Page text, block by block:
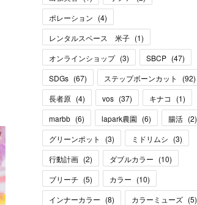
ポレーション (4)
レンタルスペース 米子 (1)
オンラインショップ (3) SBCP (47)
SDGs (67) ステップボーンカット (92)
長者原 (4) vos (37) キナコ (1)
marbb (6) lapark農園 (6) 腸活 (2)
グリーンポット
(3) ミドリムシ (3)
行動計画 (2) ダブルカラー (10)
ブリーチ (5) カラー (10)
インナーカラー (8) カラーミューズ (5)